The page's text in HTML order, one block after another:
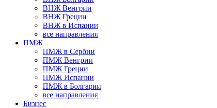
ВНЖ Венгрии
ВНЖ Греции
ВНЖ в Испании
все направления
ПМЖ
ПМЖ в Сербии
ПМЖ Венгрии
ПМЖ Греции
ПМЖ Испании
ПМЖ в Болгарии
все направления
Бизнес